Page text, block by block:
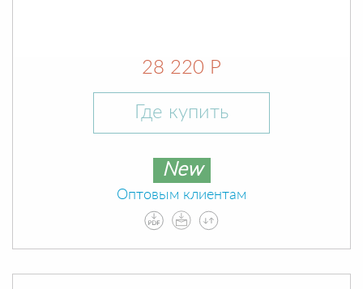
28 220 Р
Где купить
New
Оптовым клиентам